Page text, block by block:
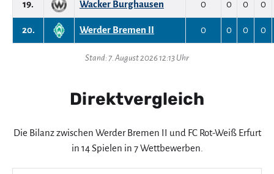
19. Wacker Burghausen 0 0 0 0
20. Werder Bremen II 0 0 0 0
Stand: 7. August 2026 12:13 Uhr
Direktvergleich
Die Bilanz zwischen Werder Bremen II und FC Rot-Weiß Erfurt
in 14 Spielen in 7 Wettbewerben.